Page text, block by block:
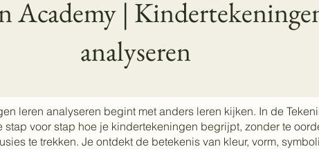
Academy |
analyseren
leren analyseren begint met anders leren kijken. In de
stap voor stap hoe je kindertekeningen begrijpt, zonder te
te trekken. Je ontdekt de betekenis van kleur, vorm,